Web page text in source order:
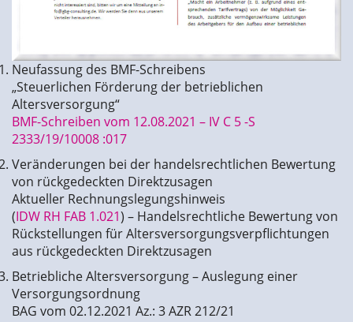
Neufassung des BMF-Schreibens
„Steuerlichen Förderung der betrieblichen
Altersversorgung“
BMF-Schreiben vom 12.08.2021 – IV C 5 -S
2333/19/10008 :017
Veränderungen bei der handelsrechtlichen Bewertung
von rückgedeckten Direktzusagen
Aktueller Rechnungslegungshinweis
(IDW RH FAB 1.021) – Handelsrechtliche Bewertung von
Rückstellungen für Altersversorgungsverpflichtungen
aus rückgedeckten Direktzusagen
Betriebliche Altersversorgung – Auslegung einer
Versorgungsordnung
BAG vom 02.12.2021 Az.: 3 AZR 212/21